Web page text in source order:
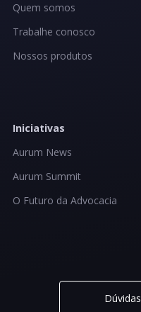
Quem somos
Trabalhe conosco
Nossos produtos
Iniciativas
Aurum News
Aurum Summit
O Futuro da Advocacia